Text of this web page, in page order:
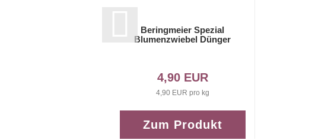
Beringmeier Spezial
Blumenzwiebel Dünger
4,90 EUR
4,90 EUR pro kg
Zum Produkt